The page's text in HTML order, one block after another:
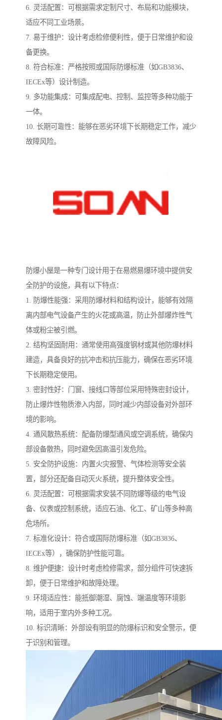
6. 灵活配置：可根据需求定制尺寸、布局和功能模块，
适应不同工业场景。
7. 易于维护：设计考虑检修便利性，便于日常维护和设
备更换。
8. 符合标准：严格按照或国际防爆标准（如GB3836、
IECEx等）设计制造。
9. 多功能集成：可集成配电、控制、监控等多种功能于
一体。
10. 长期可靠性：能够在恶劣环境下长期稳定工作，减少
故障风险。
防爆小屋是一种专门设计用于在易燃易爆环境中提供安
全防护的设施，具有以下特点：
1. 防爆性能强：采用防爆材料和结构设计，能够有效隔
离内部电气设备产生的火花或高温，防止外部爆炸性气
体或粉尘被引燃。
2. 结构坚固耐用：通常使用高强度钢材或其他防爆材料
建造，具备良好的抗冲击和抗压能力，确保在恶劣环境
下长期稳定使用。
3. 密封性好：门窗、接线口等部位采用特殊密封设计，
防止爆炸性物质渗入内部，同时减少内部设备对外部环
境的影响。
4. 通风散热系统：配备防爆型通风或空调系统，确保内
部设备散热，同时避免因高温引发危险。
5. 安全防护设施：内置火灾报警、气体检测等安全装
置，部分还配备自动灭火系统，提升整体安全性。
6. 灵活配置：可根据需求安装不同防爆等级的电气设
备、仪表或控制系统，适应石油、化工、矿山等多种高
危场所。
7. 标准化设计：符合或国际防爆标准（如GB3836、
IECEx等），确保防护性能可靠。
8. 维护便捷：设计时考虑检修需求，部分组件可快速拆
卸，便于日常维护和故障处理。
9. 环境适应性：能抵御潮湿、腐蚀、端温度等环境影
响，适用于室内外多种工况。
10. 标识清晰：外部设有明显的防爆标识和安全警示，便
于识别和管理。